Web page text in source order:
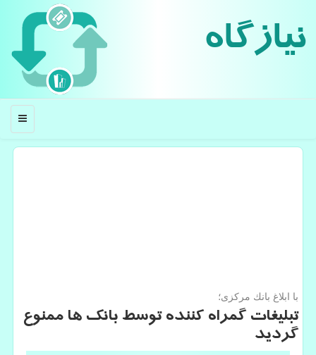
نیازگاه
منو
با ابلاغ بانك مركزی؛
تبلیغات گمراه كننده توسط بانك ها ممنوع
گردید